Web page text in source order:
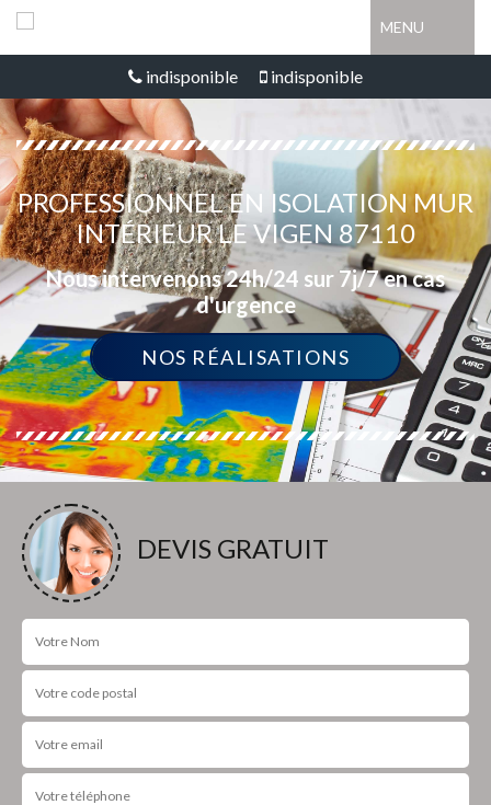
MENU
indisponible indisponible
PROFESSIONNEL EN ISOLATION MUR
INTÉRIEUR LE VIGEN 87110
Nous intervenons 24h/24 sur 7j/7 en cas
d'urgence
NOS RÉALISATIONS
DEVIS GRATUIT